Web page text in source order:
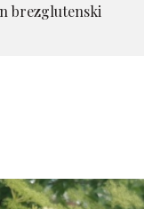
brezglutenski